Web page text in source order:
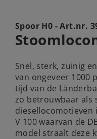
Spoor H0 - Art.nr.
Snel, sterk, zuinig
van ongeveer 1000
tijd van de
zo betrouwbaar als
diesellocomotieven
V 100 waarvan de
model straalt deze